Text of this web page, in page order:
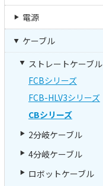
電源
ケーブル
ストレートケーブル
FCBシリーズ
FCB-HLV3シリーズ
CBシリーズ
2分岐ケーブル
4分岐ケーブル
ロボットケーブル